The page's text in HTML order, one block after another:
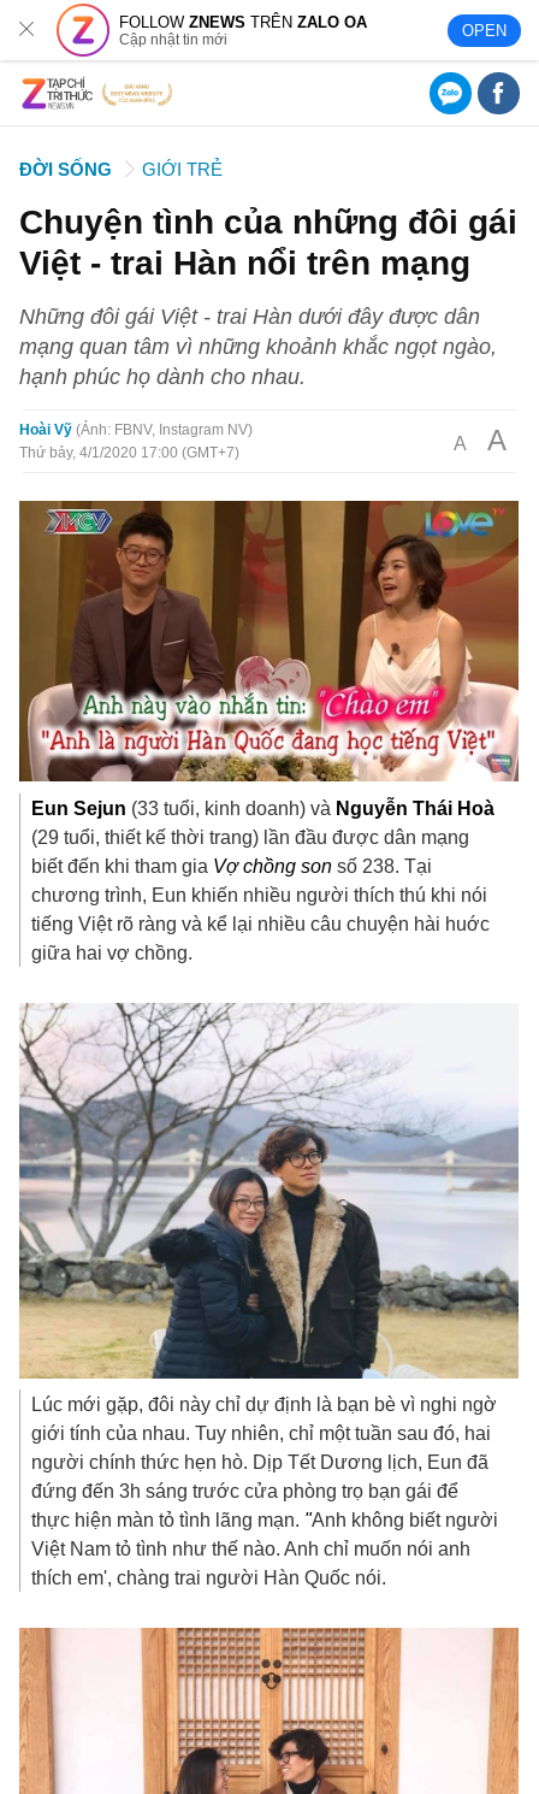
FOLLOWZNEWS TRÊNZALO OA
Cập nhật tin mới OPEN
ĐỜI SỐNG GIỚI TRẺ
Chuyện tình của những đôi gái
Việt - trai Hàn nổi trên mạng
Những đôi gái Việt - trai Hàn dưới đây được dân
mạng quan tâm vì những khoảnh khắc ngọt ngào,
hạnh phúc họ dành cho nhau.
Hoài Vỹ Ảnh: FBNV, Instagram NV
Thứ bảy, 4/1/2020 17:00 (GMT+7)
A A
Eun Sejun (33 tuổi, kinh doanh) và Nguyễn Thái Hoà
(29 tuổi, thiết kế thời trang) lần đầu được dân mạng
biết đến khi tham gia Vợ chồng son số 238. Tại
chương trình, Eun khiến nhiều người thích thú khi nói
tiếng Việt rõ ràng và kể lại nhiều câu chuyện hài huớc
giữa hai vợ chồng.
Lúc mới gặp, đôi này chỉ dự định là bạn bè vì nghi ngờ
giới tính của nhau. Tuy nhiên, chỉ một tuần sau đó, hai
người chính thức hẹn hò. Dịp Tết Dương lịch, Eun đã
đứng đến 3h sáng trước cửa phòng trọ bạn gái để
thực hiện màn tỏ tình lãng mạn. "Anh không biết người
Việt Nam tỏ tình như thế nào. Anh chỉ muốn nói anh
thích em', chàng trai người Hàn Quốc nói.